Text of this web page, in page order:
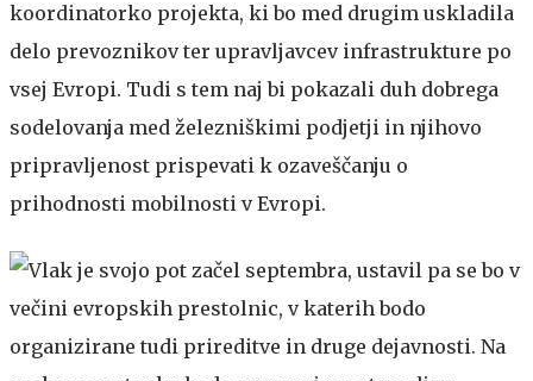
koordinatorko projekta, ki bo med drugim uskladila
delo prevoznikov ter upravljavcev infrastrukture po
vsej Evropi. Tudi s tem naj bi pokazali duh dobrega
sodelovanja med železniškimi podjetji in njihovo
pripravljenost prispevati k ozaveščanju o
prihodnosti mobilnosti v Evropi.